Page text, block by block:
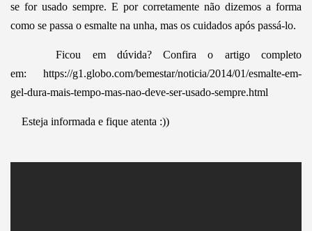
se for usado sempre. E por corretamente não dizemos a forma
como se passa o esmalte na unha, mas os cuidados após passá-lo.
Ficou em dúvida? Confira o artigo completo
em: https://g1.globo.com/bemestar/noticia/2014/01/esmalte-em-
gel-dura-mais-tempo-mas-nao-deve-ser-usado-sempre.html
Esteja informada e fique atenta :))